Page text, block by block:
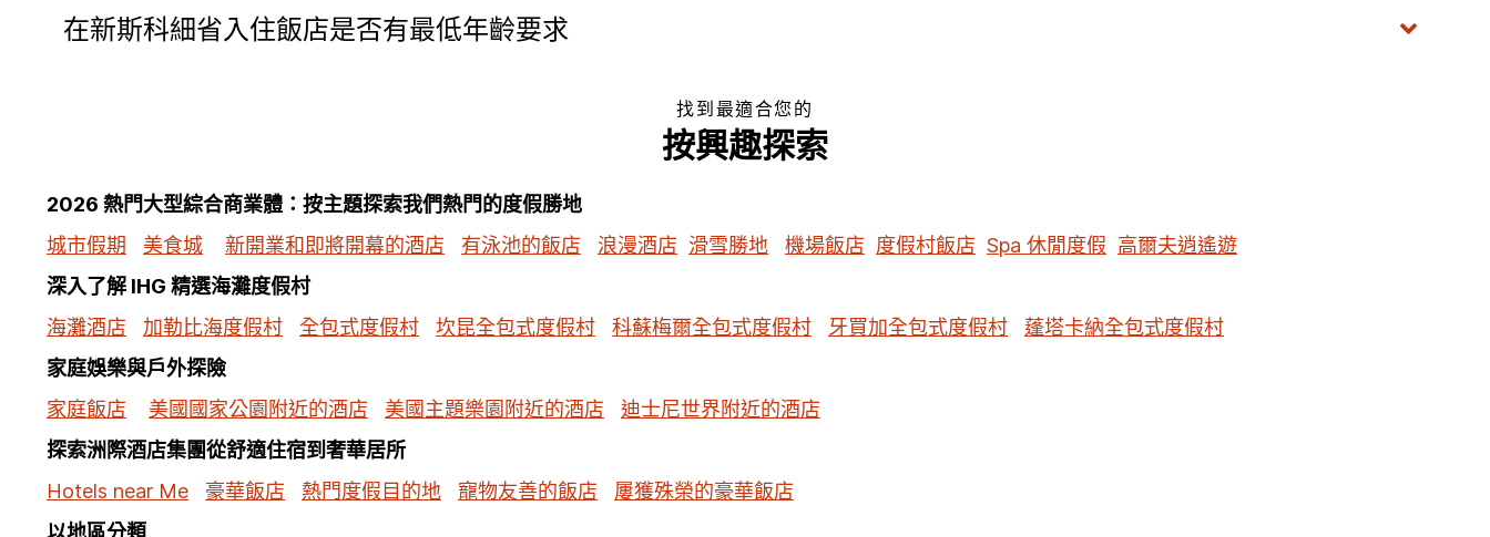
在新斯科細省入住飯店是否有最低年齡要求
找到最適合您的
按興趣探索
2026 熱門大型綜合商業體：按主題探索我們熱門的度假勝地
城市假期
美食城 新開業和即將開幕的酒店 有泳池的飯店 浪漫酒店 滑雪勝地 機場飯店 度假村飯店 Spa 休閒度假 高爾夫逍遙遊
深入了解 IHG 精選海灘度假村
海灘酒店
加勒比海度假村 全包式度假村 坎昆全包式度假村 科蘇梅爾全包式度假村 牙買加全包式度假村
蓬塔卡納全包式度假村
家庭娛樂與戶外探險
家庭飯店
美國國家公園附近的酒店 美國主題樂園附近的酒店
迪士尼世界附近的酒店
探索洲際酒店集團從舒適住宿到奢華居所
Hotels near Me
豪華飯店 熱門度假目的地 寵物友善的飯店
屢獲殊榮的豪華飯店